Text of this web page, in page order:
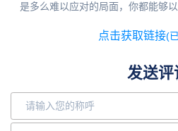
是多么难以应对的局面，你都能够
点击获取链接(
发送评